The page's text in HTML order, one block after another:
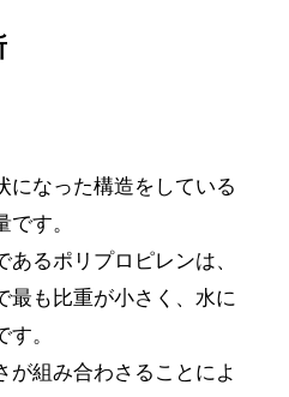
になった構造をしている
す。
るポリプロピレンは、
最も比重が小さく、水に
。
が組み合わさることによ